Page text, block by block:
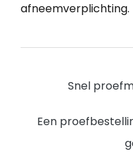
afneemverplichting.
Snel
Een